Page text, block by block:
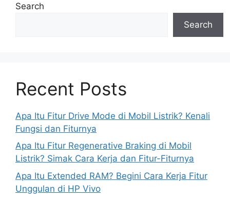
Search
Search
Recent Posts
Apa Itu Fitur Drive Mode di Mobil Listrik? Kenali
Fungsi dan Fiturnya
Apa Itu Fitur Regenerative Braking di Mobil
Listrik? Simak Cara Kerja dan Fitur-Fiturnya
Apa Itu Extended RAM? Begini Cara Kerja Fitur
Unggulan di HP Vivo